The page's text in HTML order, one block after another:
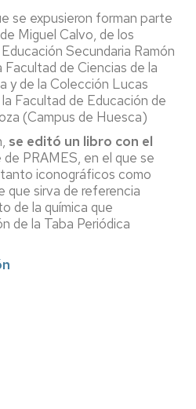
se expusieron forman parte
Miguel Calvo, de los
Secundaria Ramón
Facultad de Ciencias de la
y de la Colección Lucas
Facultad de Educación de
(Campus de Huesca)
se editó un libro con el
PRAMES, en el que se
iconográficos como
que sirva de referencia
de la química que
de la Taba Periódica